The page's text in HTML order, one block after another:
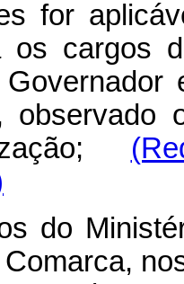
for
os cargos
do